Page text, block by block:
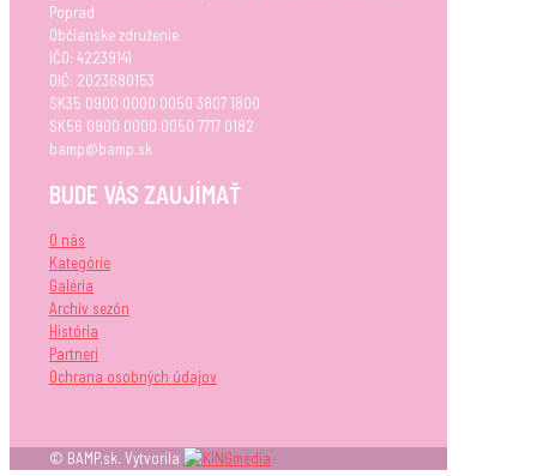
Poprad
Občianske združenie
IČO: 42239141
DIČ: 2023680153
SK35 0900 0000 0050 3807 1800
SK56 0900 0000 0050 7717 0182
bamp@bamp.sk
BUDE VÁS ZAUJÍMAŤ
O nás
Kategórie
Galéria
Archív sezón
História
Partneri
Ochrana osobných údajov
© BAMP.sk. Vytvorila